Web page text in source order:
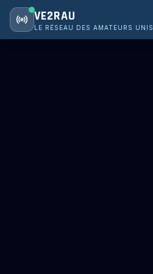
VE2RAU
LE RÉSEAU DES AMATEURS UNIS